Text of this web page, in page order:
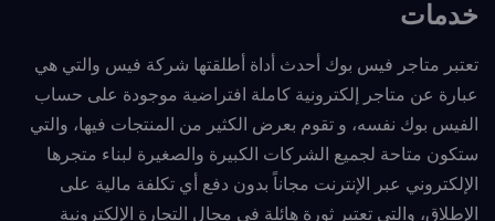
خدمات
تعتبر متاجر فيس بوك أحدث أداة أطلقتها شركة فيس والتي هي
عبارة عن متاجر إلكترونية كاملة افتراضية موجودة على حساب
الفيس بوك نفسه، و تقوم بعرض الكثير من المنتجات فيها، والتي
ستكون متاحة لجميع الشركات الكبيرة والصغيرة لبناء متجرها
الإلكتروني عبر الإنترنت مجاناً بدون دفع أي تكلفة مالية على
الإطلاق، والتي تعتبر ثورة هائلة في مجال التجارة الإلكترونية